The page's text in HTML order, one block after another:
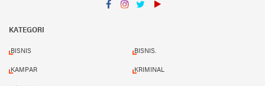
KATEGORI
BISNIS BISNIS.
KAMPAR KRIMINAL